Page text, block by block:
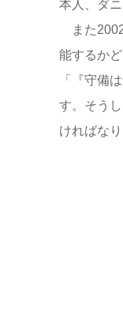
本人、ダ
また2002
能するか
「『守備
す。そう
ければなり